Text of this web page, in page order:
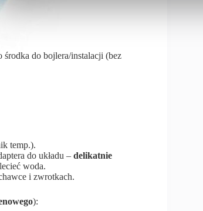
środka do bojlera/instalacji (bez
temp.).
do układu – delikatnie
woda.
i zwrotkach.
):